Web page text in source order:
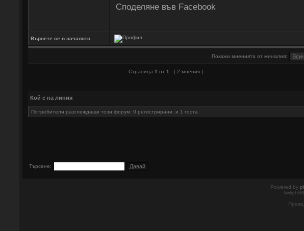
Споделяне във Facebook
Върнете се в началото
Покажи мненията от миналия:
Страница 1 от 1 [ 2 мнения ]
Кой е на линия
Потребители разглеждащи този форум: 0 регистрирани, и 1 госта
Търсене:
Powered by